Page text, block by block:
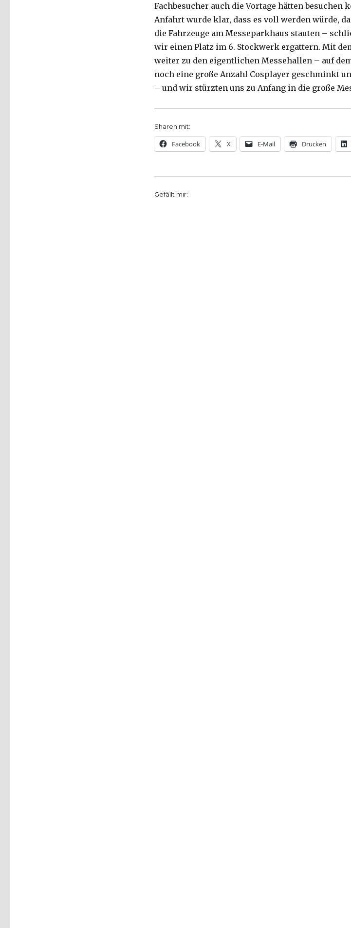
Fachbesucher auch die Vortage hätten besuchen
Anfahrt wurde klar, dass es voll werden würde,
die Fahrzeuge am Messeparkhaus stauten –
wir einen Platz im 6. Stockwerk ergattern. Mit
weiter zu den eigentlichen Messehallen – auf
noch eine große Anzahl Cosplayer geschminkt
– und wir stürzten uns zu Anfang in die große
Sharen mit:
Facebook X E-Mail Drucken
Gefällt mir: